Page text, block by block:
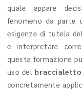
quale appare
fenomeno da parte
esigenze di tutela
e interpretare
questa formazione
uso del
concretamente